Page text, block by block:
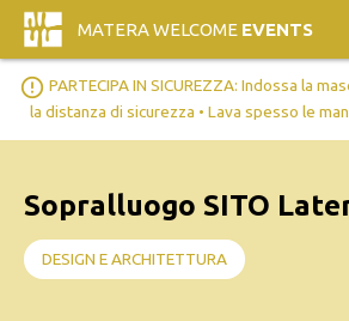
MATERA WELCOME EVENTS
error_outline PARTECIPA IN SICUREZZA: Indossa la
la distanza di sicurezza • Lava spesso le
Sopralluogo SITO
DESIGN E ARCHITETTURA